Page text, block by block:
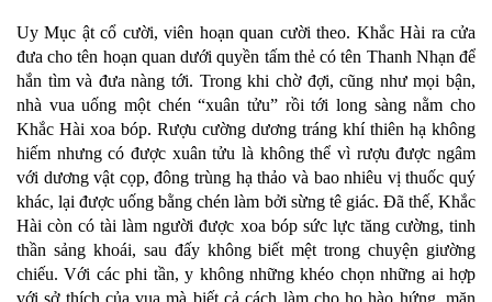
Uy Mục ật cổ cười, viên hoạn quan cười theo. Khắc Hài ra cửa
đưa cho tên hoạn quan dưới quyền tấm thẻ có tên Thanh Nhạn để
hắn tìm và đưa nàng tới. Trong khi chờ đợi, cũng như mọi bận,
nhà vua uống một chén “xuân tửu” rồi tới long sàng nằm cho
Khắc Hài xoa bóp. Rượu cường dương tráng khí thiên hạ không
hiếm nhưng có được xuân tửu là không thể vì rượu được ngâm
với dương vật cọp, đông trùng hạ thảo và bao nhiêu vị thuốc quý
khác, lại được uống bằng chén làm bởi sừng tê giác. Đã thế, Khắc
Hài còn có tài làm người được xoa bóp sức lực tăng cường, tinh
thần sảng khoái, sau đấy không biết mệt trong chuyện giường
chiếu. Với các phi tần, y không những khéo chọn những ai hợp
với sở thích của vua mà biết cả cách làm cho họ hào hứng, mặn